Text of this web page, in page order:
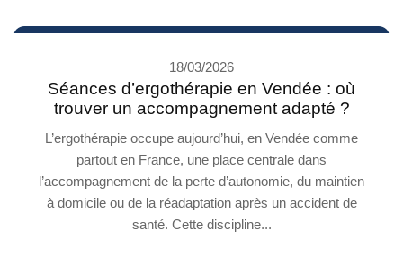
18/03/2026
Séances d’ergothérapie en Vendée : où
trouver un accompagnement adapté ?
L’ergothérapie occupe aujourd’hui, en Vendée comme
partout en France, une place centrale dans
l’accompagnement de la perte d’autonomie, du maintien
à domicile ou de la réadaptation après un accident de
santé. Cette discipline...